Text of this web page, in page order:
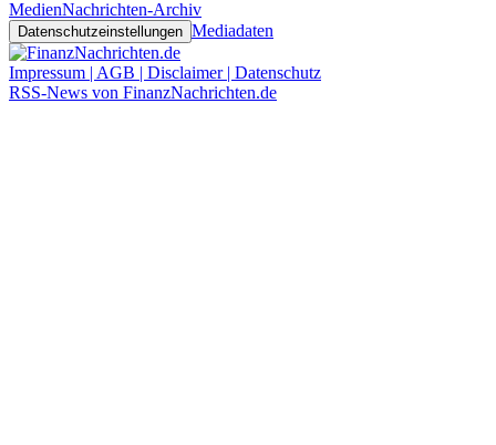
MedienNachrichten-Archiv
Datenschutzeinstellungen Mediadaten
Impressum | AGB | Disclaimer | Datenschutz
RSS-News von FinanzNachrichten.de